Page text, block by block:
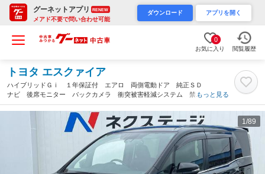
グーネットアプリ RENEW
メアド不要で問い合わせ可能
ダウンロード アプリを開く
0
お気に入り 閲覧履歴
トヨタ エスクァイア
ハイブリッドＧｉ １年保証付 エアロ 両側電動ドア 純正ＳＤ
ナビ 後席モニター バックカメラ 衝突被害軽減システム 禁煙
車 レザー調シート ドラレコ スマートキー ＬＥＤヘッド Ｅ
ＴＣ クルコン 純正１５インチアルミ（沖縄県）
もっと見る
1 /89